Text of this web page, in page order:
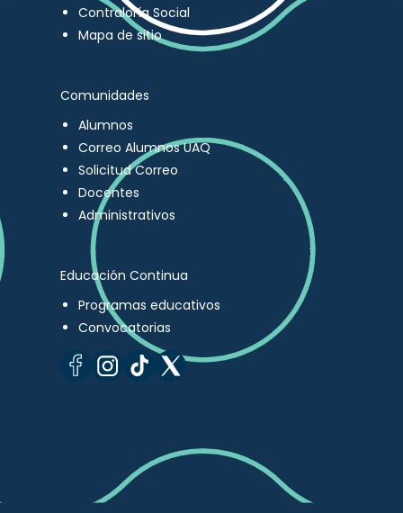
Contraloría Social
Mapa de sitio
Comunidades
Alumnos
Correo Alumnos UAQ
Solicitud Correo
Docentes
Administrativos
Educación Continua
Programas educativos
Convocatorias